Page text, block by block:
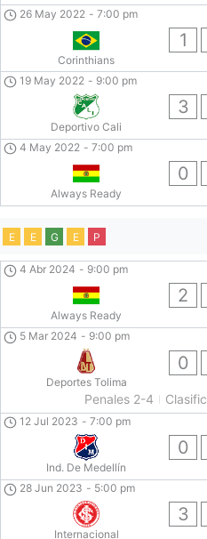
26 May 2022 - 7:00 pm
Corinthians
1
19 May 2022 - 9:00 pm
Deportivo Cali
3
4 May 2022 - 7:00 pm
Always Ready
0
E E G E P
4 Abr 2024 - 9:00 pm
Always Ready
2
5 Mar 2024 - 9:00 pm
Deportes Tolima
0
Penales 2-4
12 Jul 2023 - 7:00 pm
Ind. De Medellín
0
28 Jun 2023 - 5:00 pm
Internacional
3